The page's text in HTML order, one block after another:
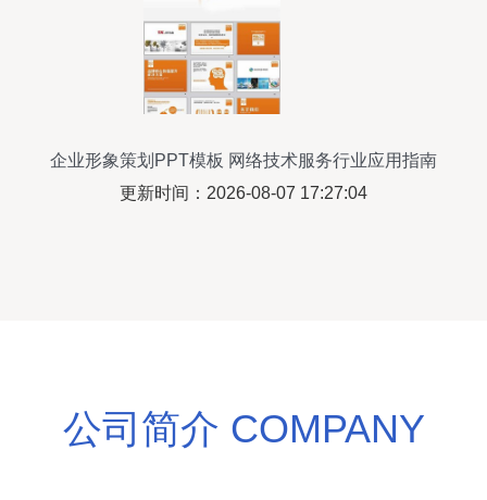
企业形象策划PPT模板 网络技术服务行业应用指南
更新时间：2026-08-07 17:27:04
公司简介 COMPANY